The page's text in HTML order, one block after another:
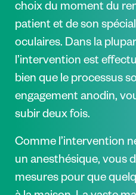
choix du moment du
patient et de son
oculaires. Dans la
l’intervention est
bien que le processus
engagement anodin,
subir deux fois.
Comme l’intervention
un anesthésique, vous
mesures pour que